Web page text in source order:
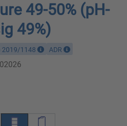
49-50% (pH-
49%)
2019/1148 ADR